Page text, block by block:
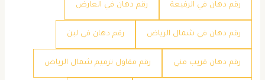
رقم دهان في الرفيعة رقم دهان في العارض
رقم دهان في شمال الرياض رقم دهان في لبن
رقم دهان قريب مني رقم مقاول ترميم شمال الرياض